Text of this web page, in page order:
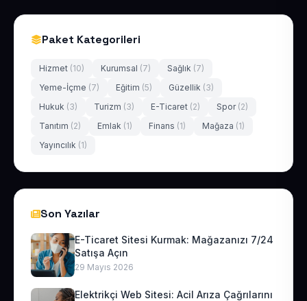
Paket Kategorileri
Hizmet (10) Kurumsal (7) Sağlık (7)
Yeme-İçme (7) Eğitim (5) Güzellik (3)
Hukuk (3) Turizm (3) E-Ticaret (2) Spor (2)
Tanıtım (2) Emlak (1) Finans (1) Mağaza (1)
Yayıncılık (1)
Son Yazılar
E-Ticaret Sitesi Kurmak: Mağazanızı 7/24
Satışa Açın
29 Mayıs 2026
Elektrikçi Web Sitesi: Acil Arıza Çağrılarını